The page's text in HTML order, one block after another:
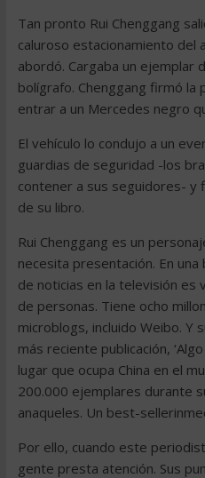
Tan pronto Rui Chenggang
caluroso estacionamiento del
abordó. Cargaba un ejemplar
bolígrafo. Chenggang firmó la
entrar a un Mercedes negro
El vehículo lo condujo a un
guardias de seguridad -los
contener a sus seguidores- y
de su libro.
Rui Chenggang es un
necesita presentación. En
de noticias en la televisión es
de personas. Tiene ocho
microblogs, incluido Weibo. Y
más reciente publicación,
lugar que ocupa China en el
200.000 ejemplares durante
anaqueles. Un best-
Por ello, cuando este
gente presta atención. Sus